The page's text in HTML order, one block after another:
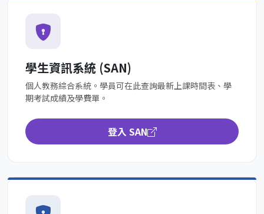
學生資訊系統 (SAN)
個人教務綜合系統。學員可在此查詢最新上課時間表、學
期考試成績及學費單。
登入 SAN